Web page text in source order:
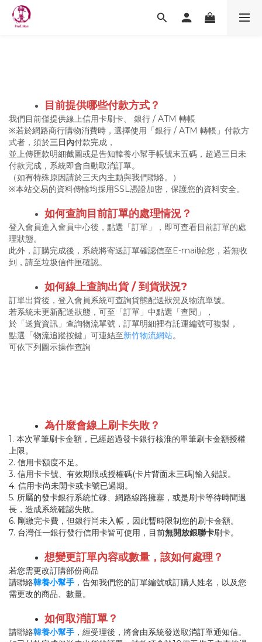
目前提供哪些付款方式？
我們目前僅提供線上信用卡刷卡、 銀行 / ATM 轉帳
※若於網路商行購物消費時，選擇使用「銀行 / ATM 轉帳」付款方
式者，須於三日內付款完成，
並上傳匯款明細截圖或是告知韓養小幫手帳號末五碼，超過三日未
付款完成，系統即會自動取消訂單。
（如有特殊原因請於三天內主動與我們聯絡。）
※本站交易的資料傳輸均採用SSL憑證加密，保護您的資料安全。
如何查詢目前訂單的處理情況？
登入會員進入會員中心後，點選「訂單」，即可查看目前訂單的處
理狀態。
此外，訂購完成後，系統將寄送訂單確認信至E-mail給您，若無收
到，請至垃圾信件匣確認。
如何線上查詢出貨 / 到貨狀況?
訂單出貨後，登入會員系統可查詢貨態配送狀況及物流單號。
若系統未更新配送狀態，可至「訂單」中點選「查閱」，
於「送貨資訊」查詢物流單號，訂單明細裡有託運編號可複製，
點選「物流追蹤按鍵」可連結至新竹物流網站。
可依下列圖示操作查詢
為什麼會線上刷卡失敗？
1. 本次單筆刷卡金額，已經超過發卡銀行核淮的單筆刷卡金額授權
上限。
2. 信用卡額度不足。
3. 信用卡卡號、有效期限或授權碼(卡片背面末三碼)輸入錯誤。
4. 信用卡尚未開卡或卡號已過期。
5. 所屬的發卡銀行系統忙碌、網路線路擁塞，或是刷卡等待時間過
長，造成系統確認失敗。
6. 剛繳完卡費，但銀行尚未入帳，因此暫時限制您的刷卡金額。
7. 台灣任一銀行發行信用卡皆可使用，目前無開放銀聯卡刷卡。
想變更訂單內容或數量，該如何處理？
若您需更改訂購部份商品
請聯絡韓養小幫手 ，告知我們您的訂單編號或訂購人姓名，以及您
需更改的商品、數量。
如何取消訂單？
請聯絡韓養小幫手 ，經受理後，將會由系統發送取消訂單通知信。